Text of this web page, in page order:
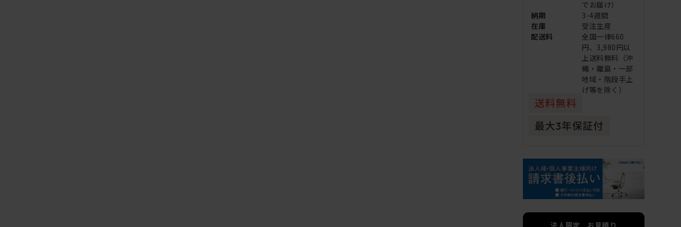
でお届け）
納期
3-4週間
在庫
受注生産
配送料
全国一律660
円、3,980円以
上送料無料（沖
縄・離島・一部
地域・階段手上
げ等を除く）